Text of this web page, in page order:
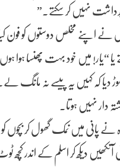
نہیں کر سکتے۔”
نے اپنے مخلص دوستوں کو فون
“یار! میں خود بہت پھنسا ہوا
دیا کہ کہیں یہ پیسے نہ
دار نہیں ہوتا۔
نے پانی میں نمک گھول کر بچوں کو
آنکھیں دیکھ کر اسلم کے اندر کچھ